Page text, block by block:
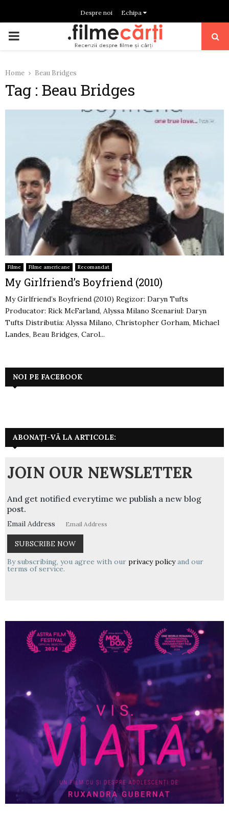
Despre noi Echipa
PRIMARY
Home Beau Bridges
Tag : Beau Bridges
Filme Filme americane Recomandat
My Girlfriend’s Boyfriend (2010)
My Girlfriend’s Boyfriend (2010) Regizor: Daryn Tufts
Producator: Rick McFarland, Alyssa Milano Scenariul: Daryn
Tufts Distributia: Alyssa Milano, Christopher Gorham, Michael
Landes, Beau Bridges, Carol...
NOI PE FACEBOOK
ABONAȚI-VĂ LA ARTICOLE:
JOIN OUR NEWSLETTER
And get notified everytime we publish a new blog
post.
Email Address
By subscribing, you agree with our privacy policyand our
terms of service.